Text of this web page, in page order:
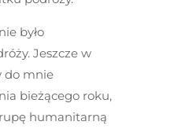
było
Jeszcze w
do mnie
bieżącego roku,
humanitarną